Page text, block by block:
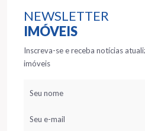
NEWSLETTER
IMÓVEIS
Inscreva-se e receba notícias
imóveis